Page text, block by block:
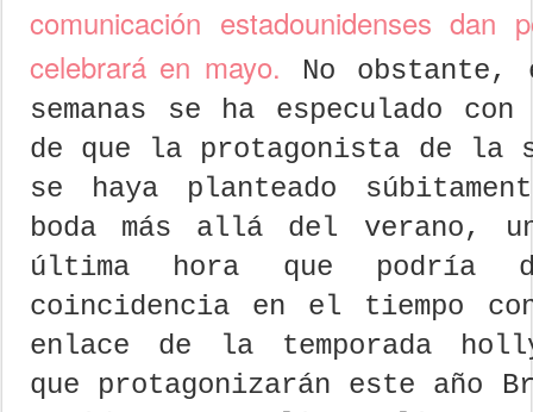
comunicación estadounidenses dan
celebrará en mayo. No obstante,
semanas se ha especulado
de que la protagonista de la
se haya planteado
boda más allá del verano,
última hora que podría
coincidencia en el tiempo
enlace de la temporada
que protagonizarán este año